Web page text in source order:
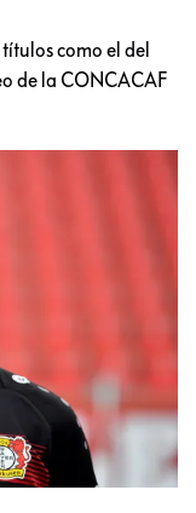
como el del
de la CONCACAF